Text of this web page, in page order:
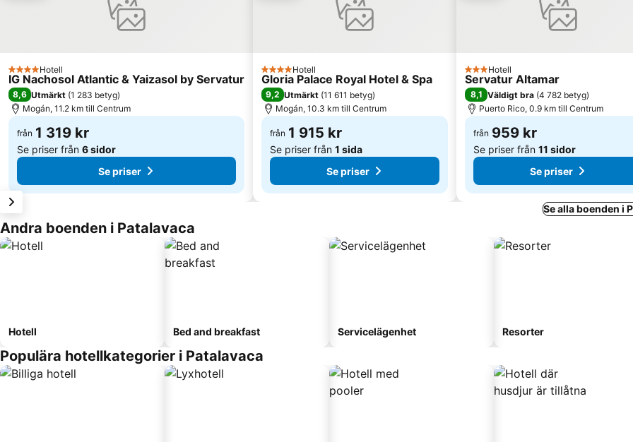
4 Stjärnor
Hotell
IG Nachosol Atlantic & Yaizasol by Servatur
8,6 Utmärkt (1 283 betyg)
Mogán, 11.2 km till Centrum
från 1 319 kr
Se priser från 6 sidor
Se priser
4 Stjärnor
Hotell
Gloria Palace Royal Hotel & Spa
9,2 Utmärkt (11 611 betyg)
Mogán, 10.3 km till Centrum
från 1 915 kr
Se priser från 1 sida
Se priser
3 Stjärnor
Hotell
Servatur Altamar
8,1 Väldigt bra (4 782 betyg)
Puerto Rico, 0.9 km till Centrum
från 959 kr
Se priser från 11 sidor
Se priser
Se alla boenden i
Andra boenden i Patalavaca
Hotell Bed and breakfast Servicelägenhet Resorter
Populära hotellkategorier i Patalavaca